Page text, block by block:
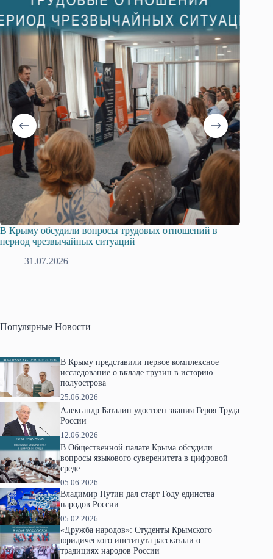
В Крыму обсудили вопросы трудовых отношений в
период чрезвычайных ситуаций
31.07.2026
Популярные Новости
В Крыму представили первое комплексное
исследование о вкладе грузин в историю
полуострова
25.06.2026
Александр Баталин удостоен звания Героя Труда
России
12.06.2026
В Общественной палате Крыма обсудили
вопросы языкового суверенитета в цифровой
среде
05.06.2026
Владимир Путин дал старт Году единства
народов России
05.02.2026
«Дружба народов»: Студенты Крымского
юридического института рассказали о
традициях народов России